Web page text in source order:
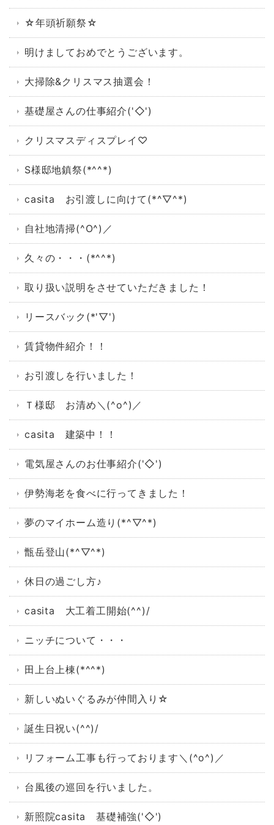
☆年頭祈願祭☆
明けましておめでとうございます。
大掃除&クリスマス抽選会！
基礎屋さんの仕事紹介('◇')ゞ
クリスマスディスプレイ♡
S様邸地鎮祭(*^^*)
casita お引渡しに向けて(*^▽^*)
自社地清掃(^O^)／
久々の・・・(*^^*)
取り扱い説明をさせていただきました！
リースバック(*'▽')
賃貸物件紹介！！
お引渡しを行いました！
Ｔ様邸 お清め＼(^o^)／
casita 建築中！！
電気屋さんのお仕事紹介('◇')ゞ
伊勢海老を食べに行ってきました！
夢のマイホーム造り(*^▽^*)
甑岳登山(*^▽^*)
休日の過ごし方♪
casita 大工着工開始(^^)/
ニッチについて・・・
田上台上棟(*^^*)
新しいぬいぐるみが仲間入り☆
誕生日祝い(^^)/
リフォーム工事も行っております＼(^o^)／
台風後の巡回を行いました。
新照院casita 基礎補強('◇')ゞ